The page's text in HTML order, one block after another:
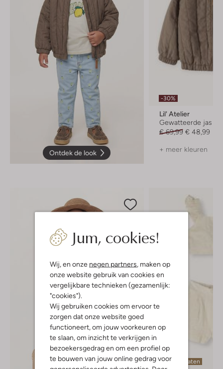
Jum, cookies!
Wij, en onze negen partners, maken op
onze website gebruik van cookies en
vergelijkbare technieken (gezamenlijk:
"cookies").
Wij gebruiken cookies om ervoor te
zorgen dat onze website goed
functioneert, om jouw voorkeuren op
te slaan, om inzicht te verkrijgen in
bezoekersgedrag en om een profiel op
te bouwen van jouw online gedrag voor
Ontdek de look
-30%
Lil' Atelier
Gewatteerde jas
€ 69,99 € 48,99
+ meer kleuren
Laatste maten